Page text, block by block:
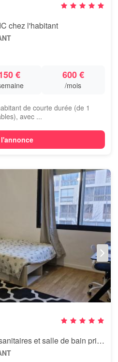
chez l'habitant
€ 600 €
/mois
de courte durée (de 1
avec ...
Chambre meublée avec sanitaires et salle de bain privés